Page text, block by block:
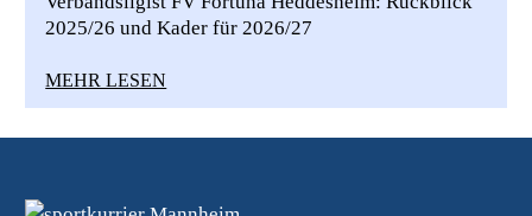
2025/26 und Kader für 2026/27
MEHR LESEN